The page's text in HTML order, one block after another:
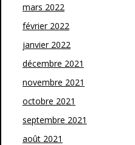
mars 2022
février 2022
janvier 2022
décembre 2021
novembre 2021
octobre 2021
septembre 2021
août 2021